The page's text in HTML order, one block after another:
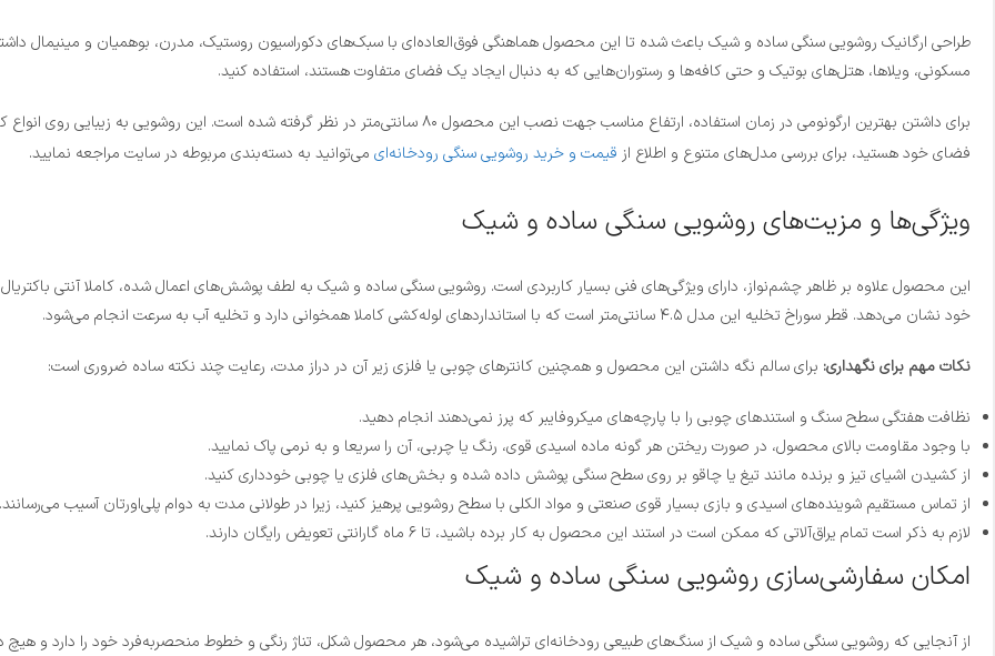
طراحی ارگانیک روشویی سنگی ساده و شیک باعث شده تا این محصول هماهنگی فوق‌العاده‌ای با سبک‌های دکوراسیون روستیک، مدرن، بوهمیان و مینیمال
مسکونی، ویلاها، هتل‌های بوتیک و حتی کافه‌ها و رستوران‌هایی که به دنبال ایجاد یک فضای متفاوت هستند، استفاده کنید.
برای داشتن بهترین ارگونومی در زمان استفاده، ارتفاع مناسب جهت نصب این محصول ۸۰ سانتی‌متر در نظر
فضای خود هستید، برای بررسی مدل‌های متنوع و اطلاع از قیمت و خرید روشویی سنگی رودخانه‌ای می‌توانید به دسته‌بندی مربوطه در سایت مراجعه نمایید.
ویژگی‌ها و مزیت‌های روشویی سنگی ساده و شیک
این محصول علاوه بر ظاهر چشم‌نواز، دارای ویژگی‌های فنی بسیار کاربردی است. روشویی سنگی ساده و شیک به لطف پوشش‌های اعمال شده، کاملا آنتی
خود نشان می‌دهد. قطر سوراخ تخلیه این مدل ۴.۵ سانتی‌متر است که با استانداردهای لوله‌کشی کاملا همخوانی دارد و تخلیه آب به سرعت انجام می‌شود.
نکات مهم برای نگهداری: برای سالم نگه داشتن این محصول و همچنین کانترهای چوبی یا فلزی زیر آن در دراز مدت، رعایت چند نکته ساده ضروری است:
نظافت هفتگی سطح سنگ و استندهای چوبی را با پارچه‌های میکروفایبر که پرز نمی‌دهند انجام دهید.
با وجود مقاومت بالای محصول، در صورت ریختن هر گونه ماده اسیدی قوی، رنگ یا چربی، آن را سریعا و به نرمی پاک نمایید.
از کشیدن اشیای تیز و برنده مانند تیغ یا چاقو بر روی سطح سنگی پوشش داده شده و بخش‌های فلزی یا چوبی خودداری کنید.
از تماس مستقیم شوینده‌های اسیدی و بازی بسیار قوی صنعتی و مواد الکلی با سطح روشویی پرهیز کنید، زیرا در طولانی مدت به دوام پلی‌اورتان آسیب می‌رسانند.
لازم به ذکر است تمام یراق‌آلاتی که ممکن است در استند این محصول به کار برده باشید، تا ۶ ماه گارانتی تعویض رایگان دارند.
امکان سفارشی‌سازی روشویی سنگی ساده و شیک
از آنجایی که روشویی سنگی ساده و شیک از سنگ‌های طبیعی رودخانه‌ای تراشیده می‌شود، هر محصول شکل، تناژ رنگی و خطوط منحصر‌به‌فرد خود را دارد و هیچ